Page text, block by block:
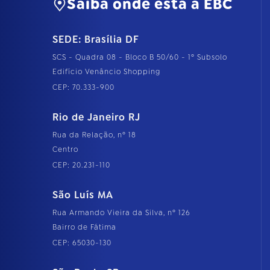
Saiba onde está a EBC
SEDE: Brasília DF
SCS - Quadra 08 - Bloco B 50/60 - 1º Subsolo
Edifício Venâncio Shopping
CEP: 70.333-900
Rio de Janeiro RJ
Rua da Relação, nº 18
Centro
CEP: 20.231-110
São Luís MA
Rua Armando Vieira da Silva, nº 126
Bairro de Fátima
CEP: 65030-130